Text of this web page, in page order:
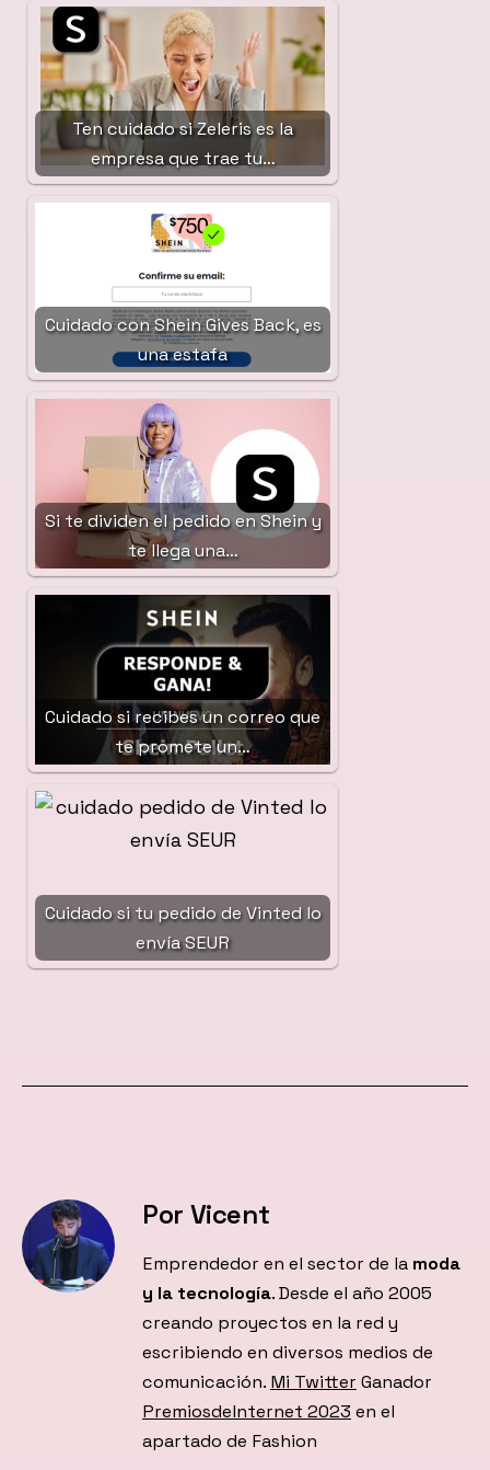
Ten cuidado si Zeleris es la
empresa que trae tu…
Cuidado con Shein Gives Back, es
una estafa
Si te dividen el pedido en Shein y
te llega una…
Cuidado si recibes un correo que
te promete un…
Cuidado si tu pedido de Vinted lo
envía SEUR
Por Vicent
Emprendedor en el sector de la moda
y la tecnología. Desde el año 2005
creando proyectos en la red y
escribiendo en diversos medios de
comunicación. Mi Twitter Ganador
PremiosdeInternet 2023 en el
apartado de Fashion